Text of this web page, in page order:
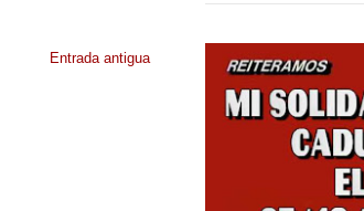
Entrada antigua